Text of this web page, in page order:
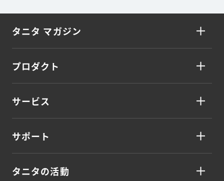
タニタ マガジン
プロダクト
サービス
サポート
タニタの活動